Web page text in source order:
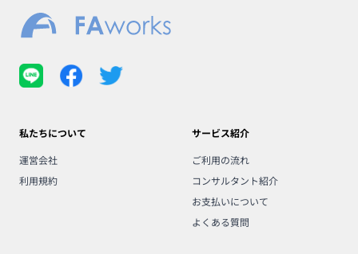
私たちについて
運営会社
利用規約
サービス紹介
ご利用の流れ
コンサルタント紹介
お支払いについて
よくある質問